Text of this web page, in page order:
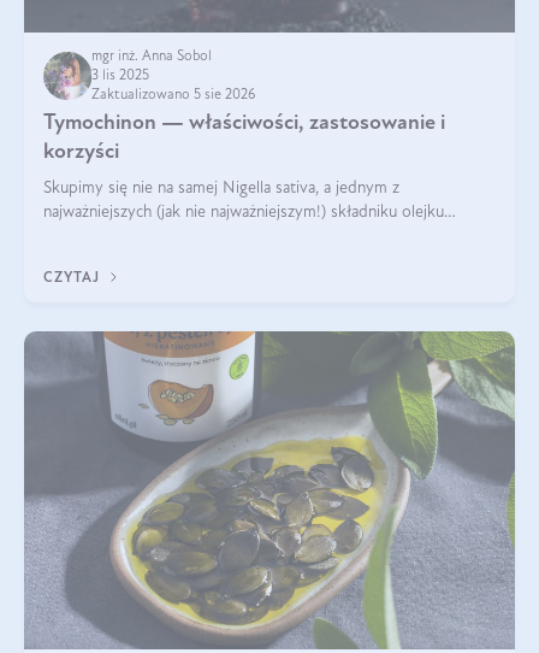
mgr inż. Anna Sobol
3 lis 2025
Zaktualizowano 5 sie 2026
Tymochinon — właściwości, zastosowanie i
korzyści
Skupimy się nie na samej Nigella sativa, a jednym z
najważniejszych (jak nie najważniejszym!) składniku olejku
CZYTAJ